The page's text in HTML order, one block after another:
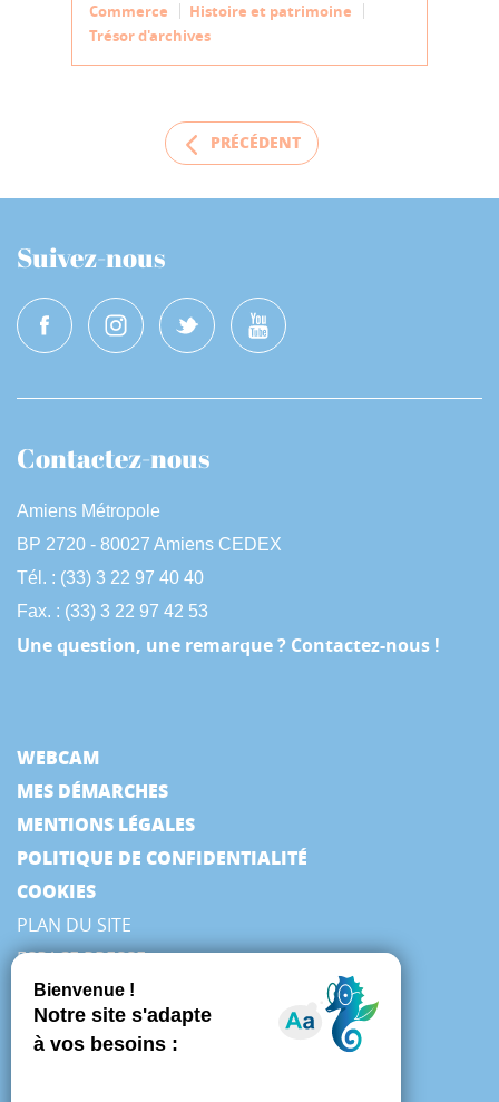
Commerce
Histoire et patrimoine
Trésor d'archives
PRÉCÉDENT
Suivez-nous
Contactez-nous
Amiens Métropole
BP 2720 - 80027 Amiens CEDEX
Tél. : (33) 3 22 97 40 40
Fax. : (33) 3 22 97 42 53
Une question, une remarque ? Contactez-nous !
WEBCAM
MES DÉMARCHES
MENTIONS LÉGALES
POLITIQUE DE CONFIDENTIALITÉ
COOKIES
PLAN DU SITE
ESPACE PRESSE